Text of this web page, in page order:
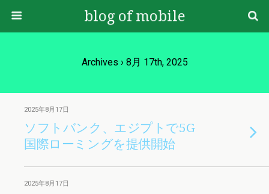
blog of mobile
Archives › 8月 17th, 2025
2025年8月17日
ソフトバンク、エジプトで5G
国際ローミングを提供開始
2025年8月17日